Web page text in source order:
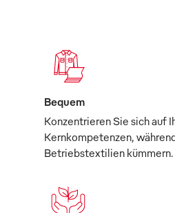
Bequem
Konzentrieren Sie sich auf
Kernkompetenzen,
Betriebstextilien kümmern.